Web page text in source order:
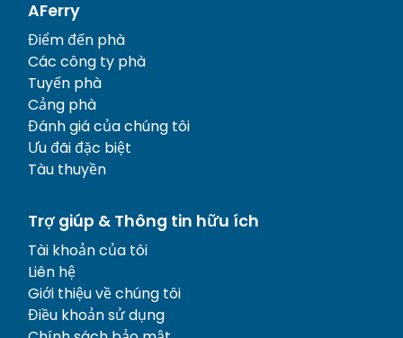
AFerry
Điểm đến phà
Các công ty phà
Tuyến phà
Cảng phà
Đánh giá của chúng tôi
Ưu đãi đặc biệt
Tàu thuyền
Trợ giúp & Thông tin hữu ích
Tài khoản của tôi
Liên hệ
Giới thiệu về chúng tôi
Điều khoản sử dụng